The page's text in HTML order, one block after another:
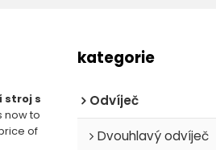
stroj s
now to
of
kategorie
Odvíječ
Dvouhlavý odvíječ